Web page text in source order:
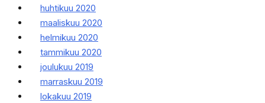
huhtikuu 2020
maaliskuu 2020
helmikuu 2020
tammikuu 2020
joulukuu 2019
marraskuu 2019
lokakuu 2019